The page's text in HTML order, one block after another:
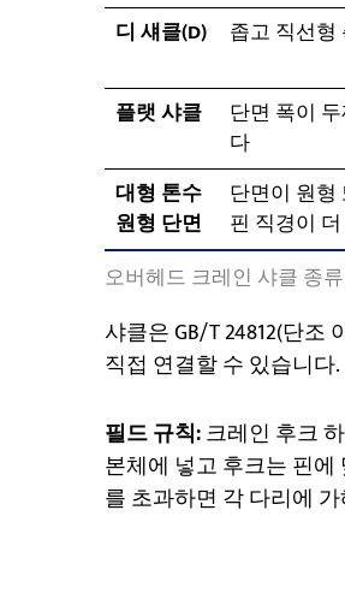
디 섀클(D)
좁고 직선형
플랫 샤클
단면 폭이
다
대형 톤수
원형 단면
단면이 원형
핀 직경이
오버헤드 크레인 샤클 종
샤클은 GB/T 24812(단조
직접 연결할 수 있습니다.
필드 규칙:크레인 후크
본체에 넣고 후크는 핀에
를 초과하면 각 다리에